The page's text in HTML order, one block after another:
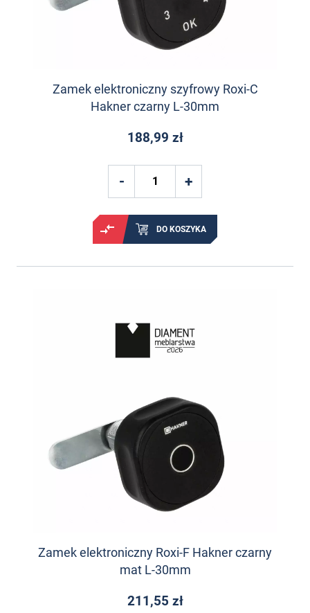
Zamek elektroniczny szyfrowy Roxi-C
Hakner czarny L-30mm
188,99 zł
DO KOSZYKA
Zamek elektroniczny Roxi-F Hakner czarny
mat L-30mm
211,55 zł